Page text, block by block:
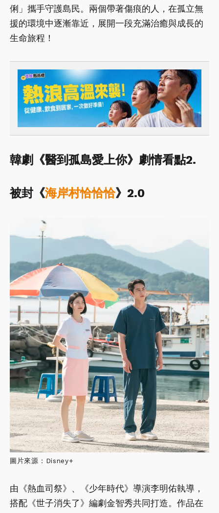
俐」攜手守護島民。兩個帶著傷痕的人，在孤立無
援的環境中逐漸靠近，展開一段充滿治癒與成長的
生命旅程！
韓劇《醫到孤島愛上你》劇情看點2.
被封《海岸村恰恰恰》2.0
圖片來源：Disney+
由《熱血司祭》、《少年時代》導演李明佑執導，
搭配《世子消失了》編劇金智秀共同打造。作品在